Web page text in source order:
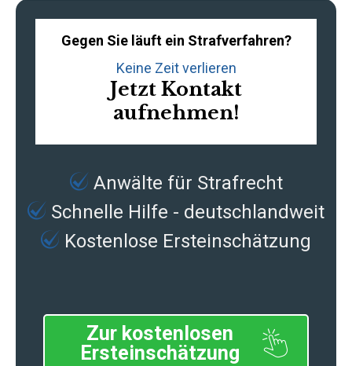
Gegen Sie läuft ein Strafverfahren?
Keine Zeit verlieren
Jetzt Kontakt
aufnehmen!
Anwälte für Strafrecht
Schnelle Hilfe - deutschlandweit
Kostenlose Ersteinschätzung
Zur kostenlosen
Ersteinschätzung